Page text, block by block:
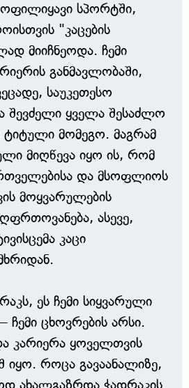
სპორტში,
"კაცების
მიიჩნეოდა. ჩემი
განმავლობაში,
საუკეთესო
შევძელი ყველა შესაძლო
მომეგო. მაგრამ
მიღწევა იყო ის, რომ
და მსოფლიოს
მოყვარულების
ასევე,
კაცი
ეს ჩემი სიყვარული
ცხოვრების არსი.
კარიერა ყოველთვის
იყო. როცა გავაანალიზე,